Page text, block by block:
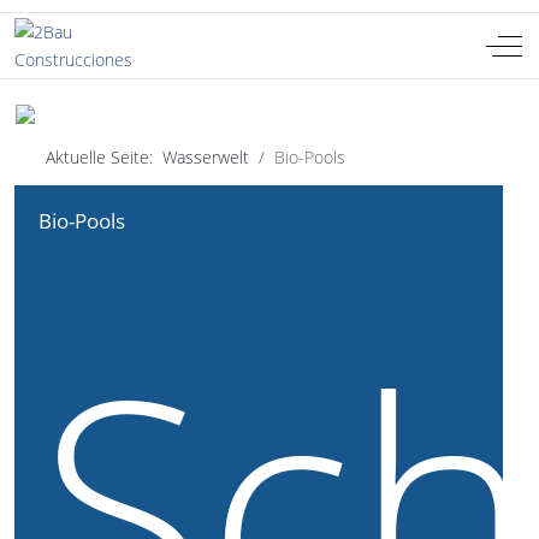
Off-
Aktuelle Seite: Wasserwelt Bio-Pools
Sprache auswählen
Bio-Pools